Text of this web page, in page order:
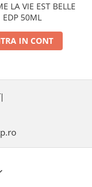
LA VIE EST BELLE
EDP 50ML
IN CONT